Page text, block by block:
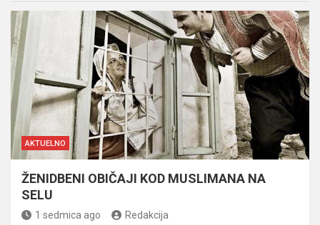
AKTUELNO
ŽENIDBENI OBIČAJI KOD MUSLIMANA NA
SELU
1 sedmica ago Redakcija